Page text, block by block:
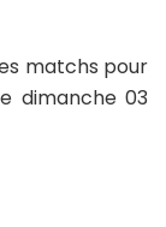
matchs pour
dimanche 03